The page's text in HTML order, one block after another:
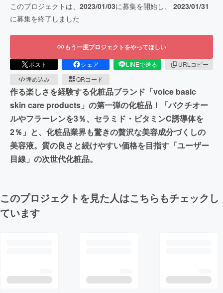
このプロジェクトは、 2023/01/03に募集を開始し、 2023/01/31
に募集を終了しました
もう一度プロジェクトをやってほしい
ポスト シェア LINEで送る
URLコピー
埋め込み
QRコード
作る楽しさを経験する化粧品ブランド「voice basic
skin care products」の第一弾の化粧品！「バクチオー
ルやフラーレンを3％、セラミド・ビタミンC誘導体を
2％」と、化粧品業界も驚きの贅沢な美容成分づくしの
美容液。質の良さと続けやすい価格を目指す「ユーザー
目線」の次世代化粧品。
このプロジェクトを見た人はこちらもチェックし
ています